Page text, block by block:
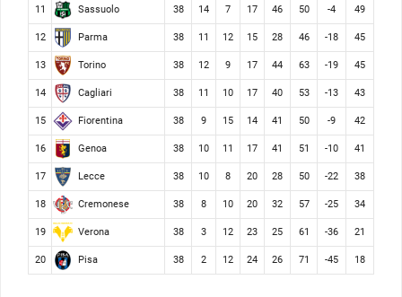
11 Sassuolo 38 14 7 17 46 50 -4 49
12 Parma 38 11 12 15 28 46 -18 45
13 Torino 38 12 9 17 44 63 -19 45
14 Cagliari 38 11 10 17 40 53 -13 43
15 Fiorentina 38 9 15 14 41 50 -9 42
16 Genoa 38 10 11 17 41 51 -10 41
17 Lecce 38 10 8 20 28 50 -22 38
18 Cremonese 38 8 10 20 32 57 -25 34
19 Verona 38 3 12 23 25 61 -36 21
20 Pisa 38 2 12 24 26 71 -45 18